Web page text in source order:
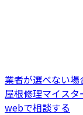
業者が選べない場
屋根修理マイスタ
webで相談する